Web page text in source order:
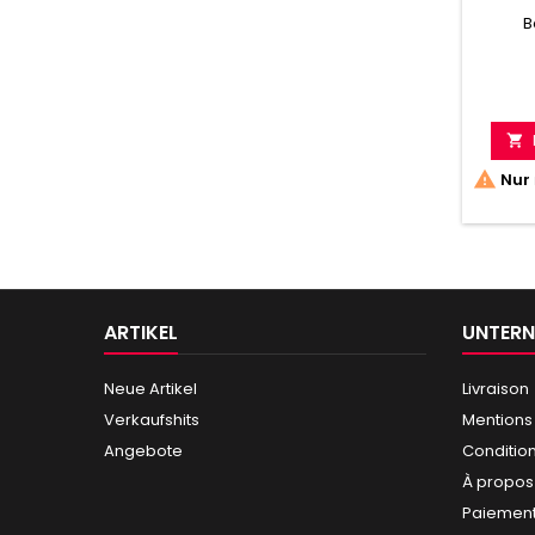

 Nur
ARTIKEL
Neue Artikel
Verkaufshits
Angebote
Livraison
À propos